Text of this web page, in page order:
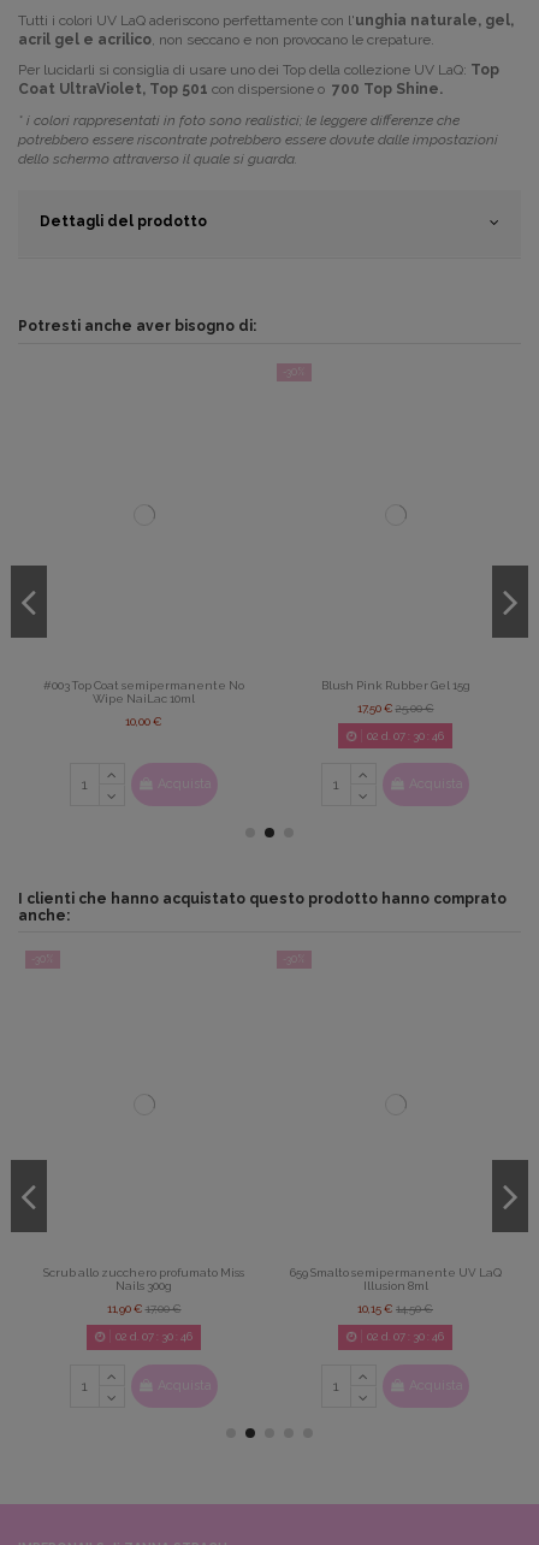
Tutti i colori UV LaQ aderiscono perfettamente con l'unghia naturale, gel,
acril gel e acrilico, non seccano e non provocano le crepature.
Per lucidarli si consiglia di usare uno dei Top della collezione UV LaQ: Top
Coat UltraViolet, Top 501 con dispersione o 700 Top Shine.
* i colori rappresentati in foto sono realistici; le leggere differenze che
potrebbero essere riscontrate potrebbero essere dovute dalle impostazioni
dello schermo attraverso il quale si guarda.
Dettagli del prodotto
Potresti anche aver bisogno di:
#003 Top Coat semipermanente No
Wipe NaiLac 10ml
10,00 €
Acquista
-30%
Blush Pink Rubber Gel 15g
17,50 €25,00 €
02 d. 07: 30: 46
Acquista
I clienti che hanno acquistato questo prodotto hanno comprato
anche:
-30%
Scrub allo zucchero profumato Miss
Nails 300g
11,90 €17,00 €
02 d. 07: 30: 46
Acquista
-30%
659 Smalto semipermanente UV LaQ
Illusion 8ml
10,15 € 14,50 €
02 d. 07: 30: 46
Acquista